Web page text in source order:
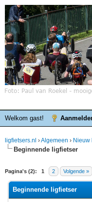
Welkom gast!
ligfietsers.nl ›Algemeen › Nieuw
Beginnende ligfietser
Pagina's (2): 1 2 Volgende »
waardering is 0
Beginnende ligfietser